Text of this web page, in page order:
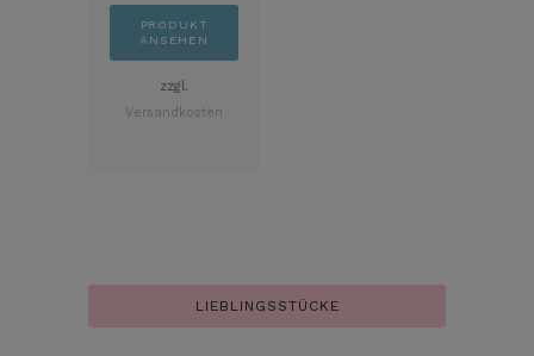
PRODUKT
ANSEHEN
zzgl.
Versandkosten
LIEBLINGSSTÜCKE